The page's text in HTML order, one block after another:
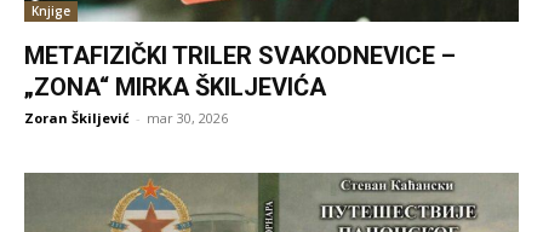
Knjige
METAFIZIČKI TRILER SVAKODNEVICE –
„ZONA“ MIRKA ŠKILJEVIĆA
Zoran Škiljević - mar 30, 2026